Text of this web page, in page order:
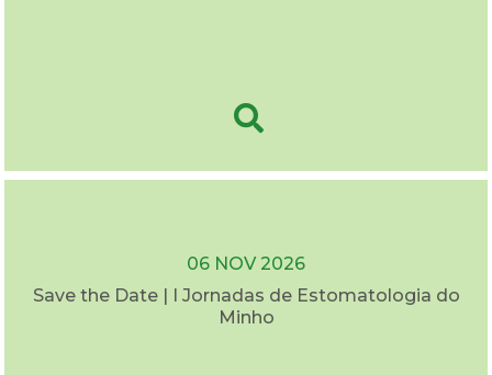
06 NOV 2026
Save the Date | I Jornadas de Estomatologia do
Minho